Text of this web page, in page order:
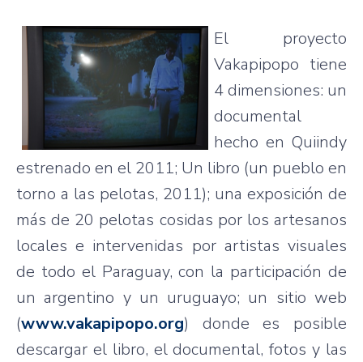
El proyecto
Vakapipopo tiene
4dimensiones: un
documental
hecho en Quiindy
estrenado en el 2011; Un libro (un pueblo en
torno a las pelotas, 2011); una exposición de
más de 20 pelotas cosidas porlosartesanos
locales e intervenidas por artistas visuales
de todo el Paraguay, con la participación de
unargentino y un uruguayo; un sitio web
(www.vakapipopo.org) donde es
posible
descargar el libro, el documental, fotos y las